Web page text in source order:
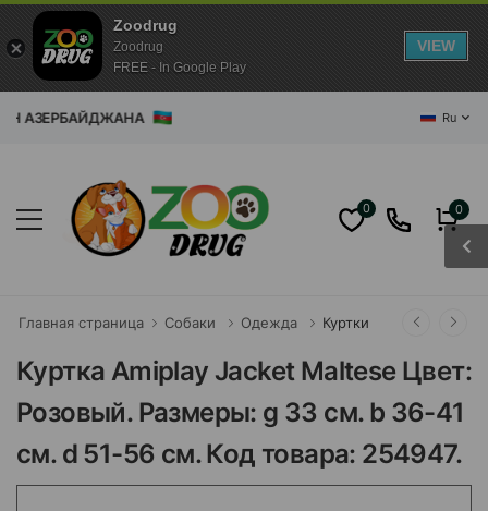
АЗЕРБАЙДЖАНА Ru
0 0
Главная страница Собаки Одежда Куртки
Куртка Amiplay Jacket Maltese Цвет:
Розовый. Размеры: g 33 см. b 36-41
см. d 51-56 см. Код товара: 254947.
Zoodrug
Zoodrug
FREE - In Google Play
VIEW